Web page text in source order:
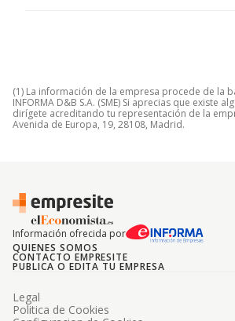
(1) La información de la empresa procede de la
INFORMA D&B S.A. (SME) Si aprecias que existe
dirígete acreditando tu representación de la
Avenida de Europa, 19, 28108, Madrid.
Información ofrecida por
QUIENES SOMOS
CONTACTO EMPRESITE
PUBLICA O EDITA TU EMPRESA
Legal
Politica de Cookies